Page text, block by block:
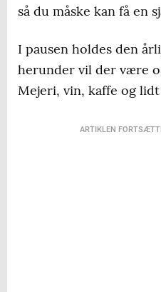
så du måske kan få en
I pausen holdes den
herunder vil der være
Mejeri, vin, kaffe og
ARTIKLEN